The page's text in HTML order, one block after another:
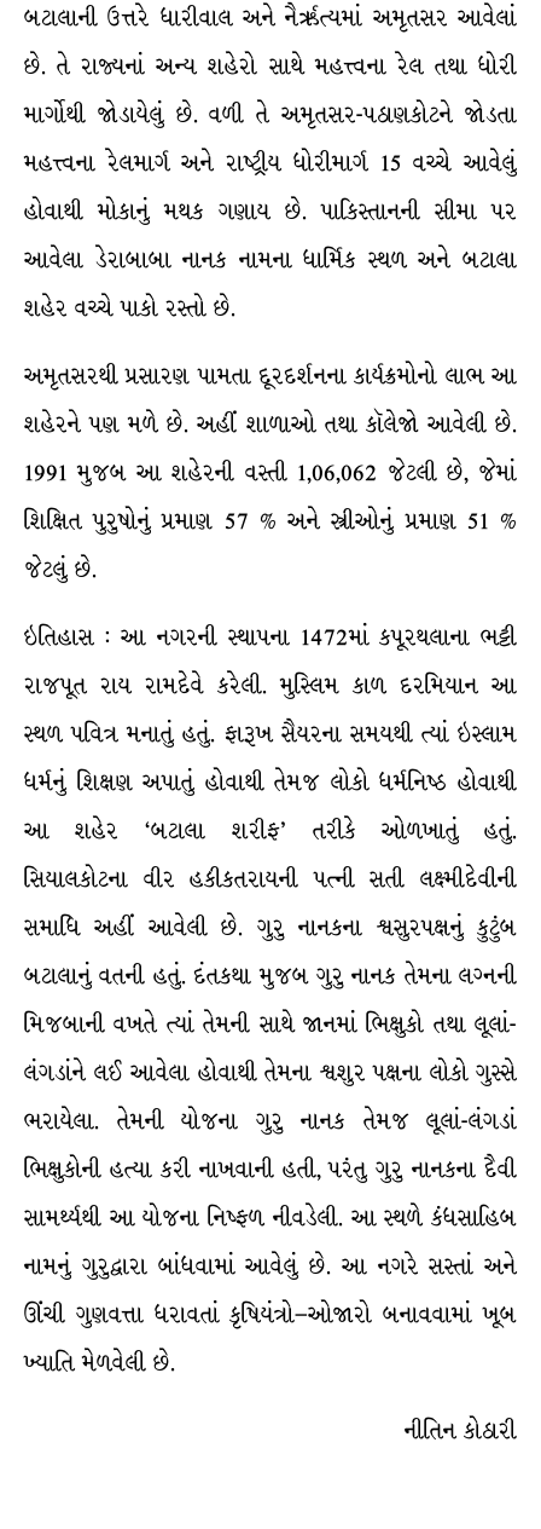
બટાલાની ઉત્તરે ધારીવાલ અને નૈર્ઋત્યમાં અમૃતસર આવેલાં
છે. તે રાજ્યનાં અન્ય શહેરો સાથે મહત્ત્વના રેલ તથા ધોરી
માર્ગોથી જોડાયેલું છે. વળી તે અમૃતસર-પઠાણકોટને જોડતા
મહત્ત્વના રેલમાર્ગ અને રાષ્ટ્રીય ધોરીમાર્ગ 15 વચ્ચે આવેલું
હોવાથી મોકાનું મથક ગણાય છે. પાકિસ્તાનની સીમા પર
આવેલા ડેરાબાબા નાનક નામના ધાર્મિક સ્થળ અને બટાલા
શહેર વચ્ચે પાકો રસ્તો છે.
અમૃતસરથી પ્રસારણ પામતા દૂરદર્શનના કાર્યક્રમોનો લાભ આ
શહેરને પણ મળે છે. અહીં શાળાઓ તથા કૉલેજો આવેલી છે.
1991 મુજબ આ શહેરની વસ્તી 1,06,062 જેટલી છે, જેમાં
શિક્ષિત પુરુષોનું પ્રમાણ 57 % અને સ્ત્રીઓનું પ્રમાણ 51 %
જેટલું છે.
ઇતિહાસ : આ નગરની સ્થાપના 1472માં કપૂરથલાના ભટ્ટી
રાજપૂત રાય રામદેવે કરેલી. મુસ્લિમ કાળ દરમિયાન આ
સ્થળ પવિત્ર મનાતું હતું. ફારૂખ સૈયરના સમયથી ત્યાં ઇસ્લામ
ધર્મનું શિક્ષણ અપાતું હોવાથી તેમજ લોકો ધર્મનિષ્ઠ હોવાથી
આ શહેર ‘બટાલા શરીફ’ તરીકે ઓળખાતું હતું.
સિયાલકોટના વીર હકીકતરાયની પત્ની સતી લક્ષ્મીદેવીની
સમાધિ અહીં આવેલી છે. ગુરુ નાનકના શ્વસુરપક્ષનું કુટુંબ
બટાલાનું વતની હતું. દંતકથા મુજબ ગુરુ નાનક તેમના લગ્નની
મિજબાની વખતે ત્યાં તેમની સાથે જાનમાં ભિક્ષુકો તથા લૂલાં-
લંગડાંને લઈ આવેલા હોવાથી તેમના શ્વશુર પક્ષના લોકો ગુસ્સે
ભરાયેલા. તેમની યોજના ગુરુ નાનક તેમજ લૂલાં-લંગડાં
ભિક્ષુકોની હત્યા કરી નાખવાની હતી, પરંતુ ગુરુ નાનકના દૈવી
સામર્થ્યથી આ યોજના નિષ્ફળ નીવડેલી. આ સ્થળે કંધસાહિબ
નામનું ગુરુદ્વારા બાંધવામાં આવેલું છે. આ નગરે સસ્તાં અને
ઊંચી ગુણવત્તા ધરાવતાં કૃષિયંત્રો–ઓજારો બનાવવામાં ખૂબ
ખ્યાતિ મેળવેલી છે.
નીતિન કોઠારી